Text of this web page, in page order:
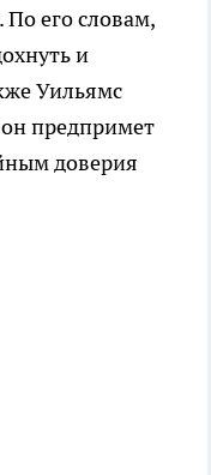
его словам,
и
Уильямс
предпримет
доверия